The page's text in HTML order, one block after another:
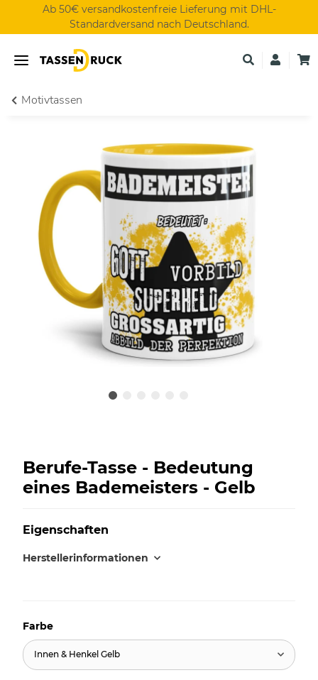
Ab 50€ versandkostenfreie Lieferung mit DHL-
Standardversand nach Deutschland.
Motivtassen
Berufe-Tasse - Bedeutung
eines Bademeisters - Gelb
Eigenschaften
Herstellerinformationen
Farbe
Innen & Henkel Gelb